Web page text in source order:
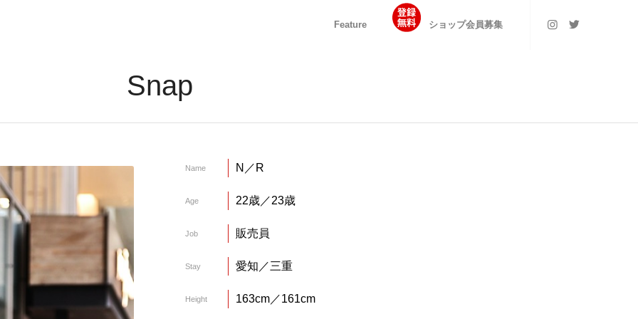
Feature ショップ会員募集
Snap
Name N／R
Age 22歳／23歳
Job 販売員
Stay 愛知／三重
Height 163cm／161cm